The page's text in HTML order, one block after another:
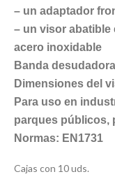
– un adaptador
– un visor abatible
acero inoxidable
Banda
Dimensiones del
Para uso en
parques públicos,
Normas: EN1731
Cajas con 10 uds.